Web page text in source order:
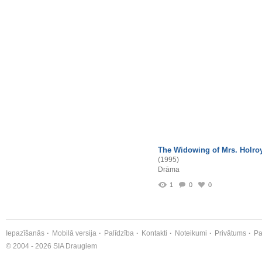
The Widowing of Mrs.
(1995)
Drāma
1 0 0
Iepazīšanās Mobilā versija Palīdzība Kontakti Noteikumi Privātums
© 2004 - 2026 SIA Draugiem